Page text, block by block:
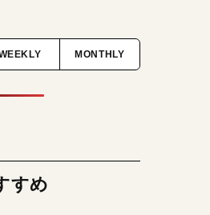
MONTHLY
すめ